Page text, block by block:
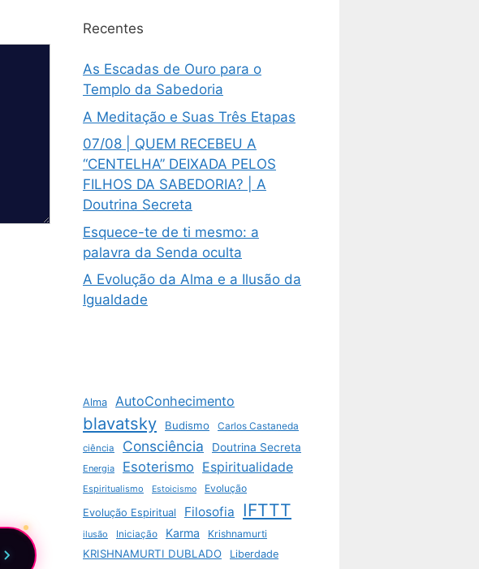
Recentes
As Escadas de Ouro para o
Templo da Sabedoria
A Meditação e Suas Três Etapas
07/08 | QUEM RECEBEU A
“CENTELHA” DEIXADA PELOS
FILHOS DA SABEDORIA? | A
Doutrina Secreta
Esquece-te de ti mesmo: a
palavra da Senda oculta
A Evolução da Alma e a Ilusão da
Igualdade
Alma AutoConhecimento
blavatsky Budismo
Carlos Castaneda
ciência
Consciência Doutrina Secreta
Energia Esoterismo Espiritualidade
Espiritualismo Estoicismo
Evolução
Evolução Espiritual
Filosofia IFTTT
ilusão Iniciação Karma Krishnamurti
KRISHNAMURTI DUBLADO
Liberdade